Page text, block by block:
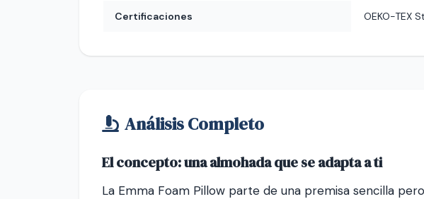
Certificaciones OEKO-TEX
Análisis Completo
El concepto: una almohada que se adapta a ti
La Emma Foam Pillow parte de una premisa sencilla